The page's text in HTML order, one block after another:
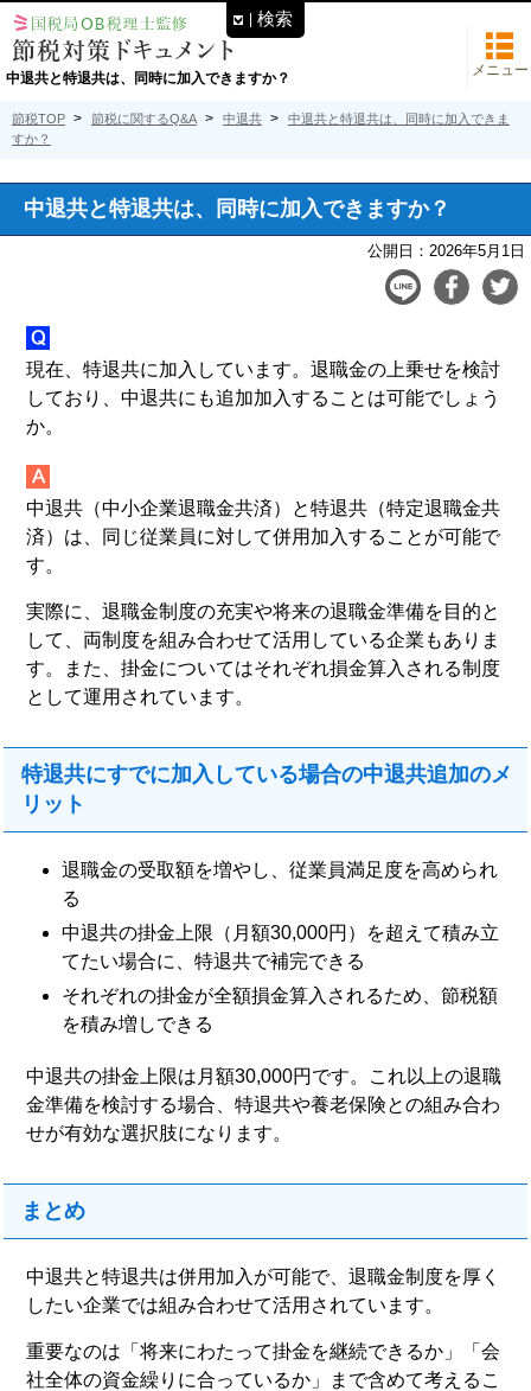
中退共と特退共は、同時に加入できますか？ メニュー
節税TOP 節税に関するQ&A 中退共
中退共と特退共は、同時に加入できま
すか？
中退共と特退共は、同時に加入できますか？
公開日： 2026年5月1日
現在、特退共に加入しています。退職金の上乗せを検討
しており、中退共にも追加加入することは可能でしょう
か。
中退共（中小企業退職金共済）と特退共（特定退職金共
済）は、同じ従業員に対して併用加入することが可能で
す。
実際に、退職金制度の充実や将来の退職金準備を目的と
して、両制度を組み合わせて活用している企業もありま
す。また、掛金についてはそれぞれ損金算入される制度
として運用されています。
特退共にすでに加入している場合の中退共追加のメ
リット
退職金の受取額を増やし、従業員満足度を高められ
る
中退共の掛金上限（月額30,000円）を超えて積み立
てたい場合に、特退共で補完できる
それぞれの掛金が全額損金算入されるため、節税額
を積み増しできる
中退共の掛金上限は月額30,000円です。これ以上の退職
金準備を検討する場合、特退共や養老保険との組み合わ
せが有効な選択肢になります。
まとめ
中退共と特退共は併用加入が可能で、退職金制度を厚く
したい企業では組み合わせて活用されています。
重要なのは「将来にわたって掛金を継続できるか」「会
社全体の資金繰りに合っているか」まで含めて考えるこ
検索